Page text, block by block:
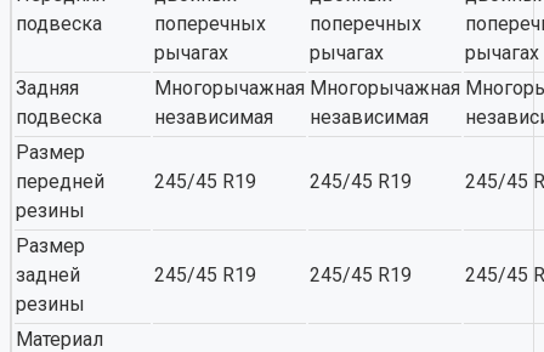
подвеска
поперечных
рычагах
поперечных
рычагах
рычагах
Задняя
подвеска
Многорычажная
независимая
Многорычажная
независимая
Размер
передней
резины
245/45 R19 245/45 R19 245/45
Размер
задней
резины
245/45 R19 245/45 R19 245/45
Материал